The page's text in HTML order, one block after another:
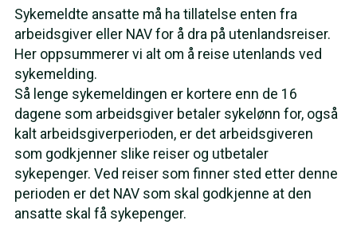
Sykemeldte ansatte må ha tillatelse enten fra
arbeidsgiver eller NAV for å dra på utenlandsreiser.
Her oppsummerer vi alt om å reise utenlands ved
sykemelding.
Så lenge sykemeldingen er kortere enn de 16
dagene som arbeidsgiver betaler sykelønn for, også
kalt arbeidsgiverperioden, er det arbeidsgiveren
som godkjenner slike reiser og utbetaler
sykepenger. Ved reiser som finner sted etter denne
perioden er det NAV som skal godkjenne at den
ansatte skal få sykepenger.